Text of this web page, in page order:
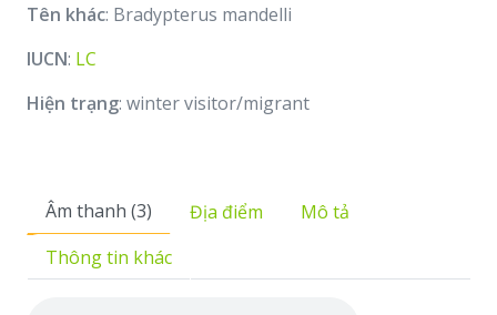
Tên khác: Bradypterus mandelli
IUCN: LC
Hiện trạng: winter visitor/migrant
Âm thanh (3) Địa điểm
Mô tả
Thông tin khác